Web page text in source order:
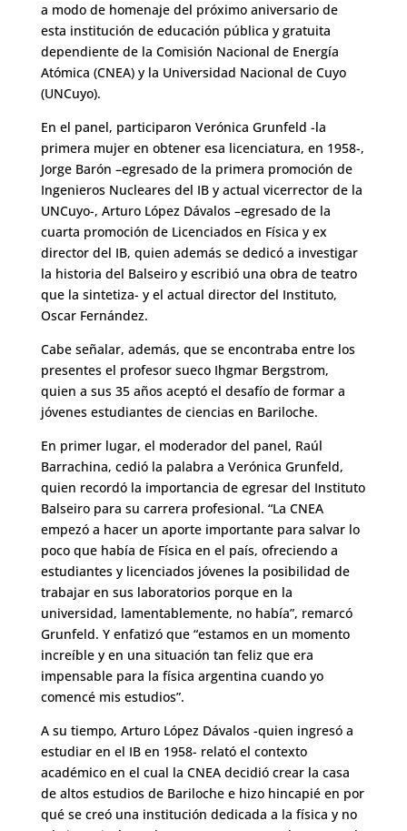
a modo de homenaje del próximo aniversario de
esta institución de educación pública y gratuita
dependiente de la Comisión Nacional de Energía
Atómica (CNEA) y la Universidad Nacional de Cuyo
(UNCuyo).
En el panel, participaron Verónica Grunfeld -la
primera mujer en obtener esa licenciatura, en 1958-,
Jorge Barón –egresado de la primera promoción de
Ingenieros Nucleares del IB y actual vicerrector de la
UNCuyo-, Arturo López Dávalos –egresado de la
cuarta promoción de Licenciados en Física y ex
director del IB, quien además se dedicó a investigar
la historia del Balseiro y escribió una obra de teatro
que la sintetiza- y el actual director del Instituto,
Oscar Fernández.
Cabe señalar, además, que se encontraba entre los
presentes el profesor sueco Ihgmar Bergstrom,
quien a sus 35 años aceptó el desafío de formar a
jóvenes estudiantes de ciencias en Bariloche.
En primer lugar, el moderador del panel, Raúl
Barrachina, cedió la palabra a Verónica Grunfeld,
quien recordó la importancia de egresar del Instituto
Balseiro para su carrera profesional. “La CNEA
empezó a hacer un aporte importante para salvar lo
poco que había de Física en el país, ofreciendo a
estudiantes y licenciados jóvenes la posibilidad de
trabajar en sus laboratorios porque en la
universidad, lamentablemente, no había”, remarcó
Grunfeld. Y enfatizó que “estamos en un momento
increíble y en una situación tan feliz que era
impensable para la física argentina cuando yo
comencé mis estudios”.
A su tiempo, Arturo López Dávalos -quien ingresó a
estudiar en el IB en 1958- relató el contexto
académico en el cual la CNEA decidió crear la casa
de altos estudios de Bariloche e hizo hincapié en por
qué se creó una institución dedicada a la física y no